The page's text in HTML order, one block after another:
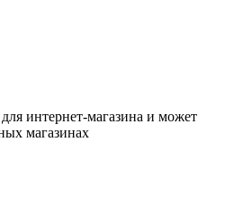
интернет-магазина и может
магазинах